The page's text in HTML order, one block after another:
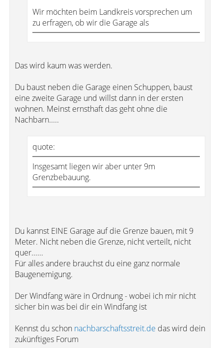
Wir möchten beim Landkreis vorsprechen um
zu erfragen, ob wir die Garage als
Das wird kaum was werden.
Du baust neben die Garage einen Schuppen, baust
eine zweite Garage und willst dann in der ersten
wohnen. Meinst ernsthaft das geht ohne die
Nachbarn.....
quote:
Insgesamt liegen wir aber unter 9m
Grenzbebauung.
Du kannst EINE Garage auf die Grenze bauen, mit 9
Meter. Nicht neben die Grenze, nicht verteilt, nicht
quer......
Für alles andere brauchst du eine ganz normale
Baugenemigung.
Der Windfang wäre in Ordnung - wobei ich mir nicht
sicher bin was bei dir ein Windfang ist
Kennst du schon nachbarschaftsstreit.de das wird dein
zukünftiges Forum